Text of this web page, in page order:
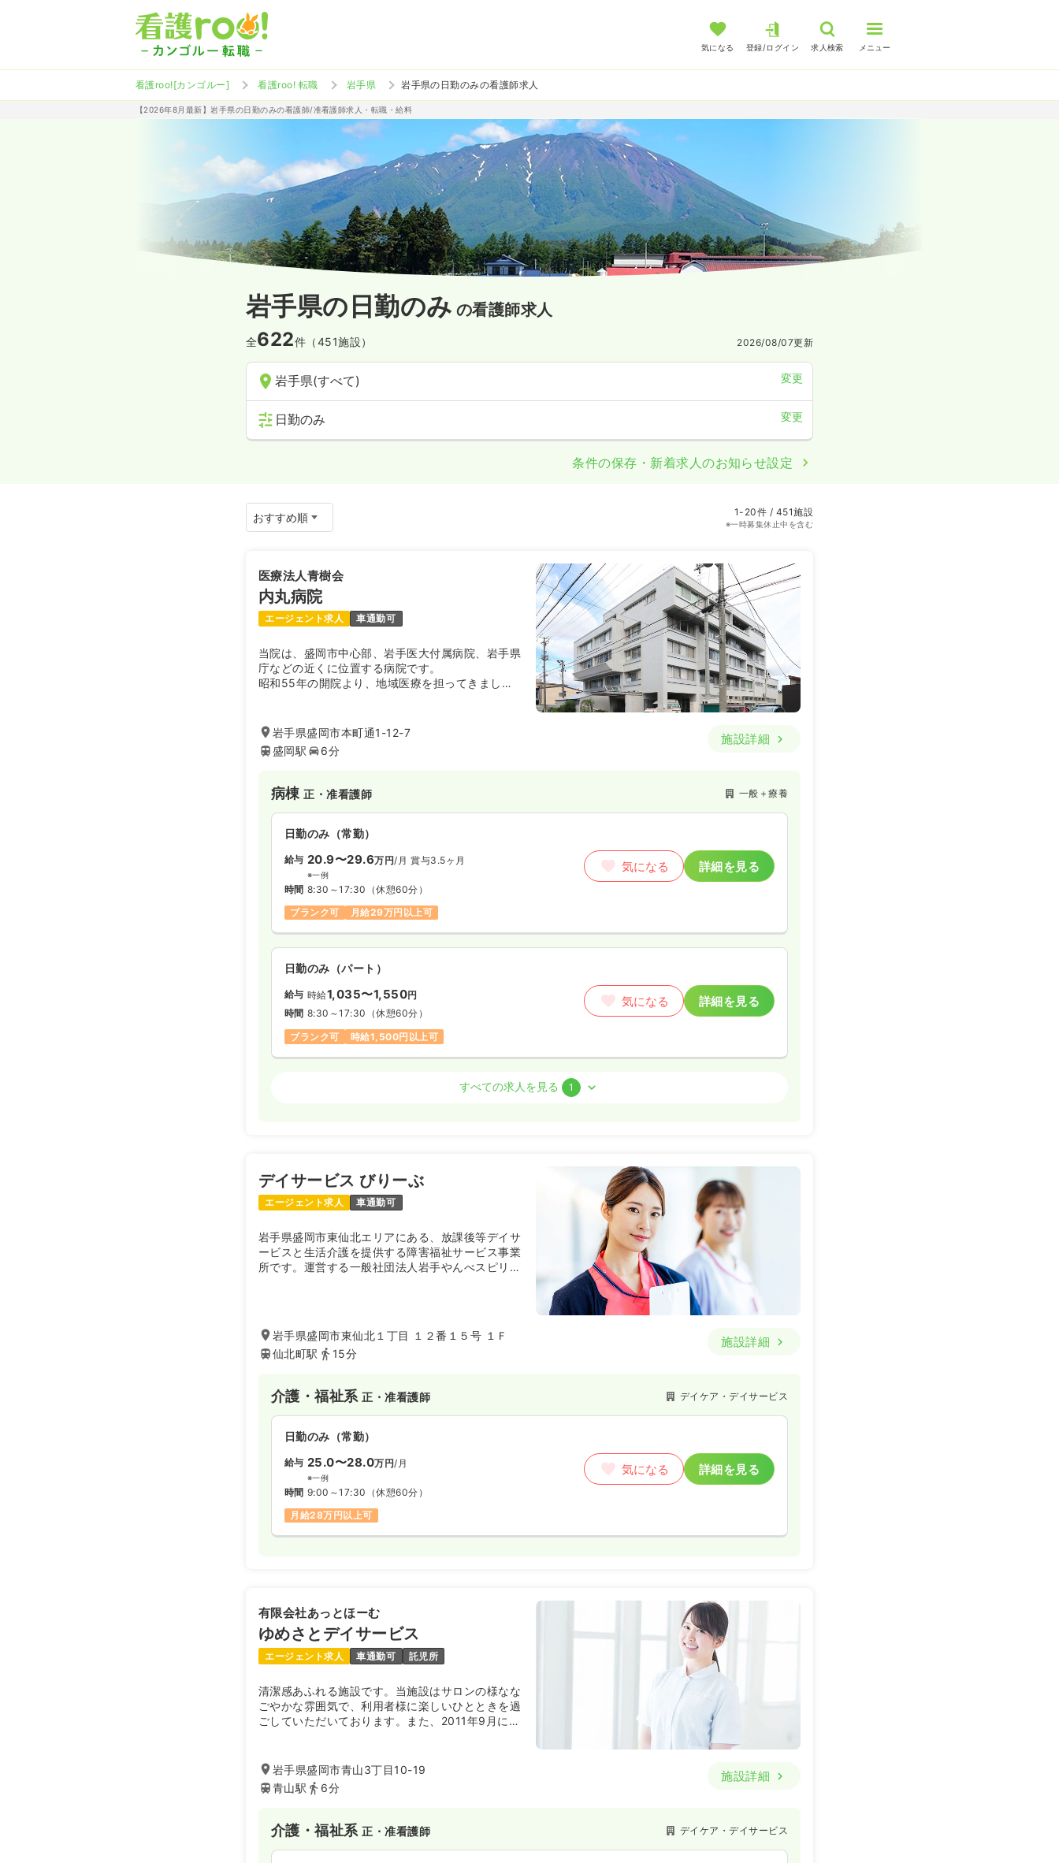
気になる 登録/ログイン 求人検索 メニュー
看護roo![カンゴルー] 看護roo! 転職 岩手県 岩手県の日勤のみの看護師求人
【2026年8月最新】岩手県の日勤のみの看護師/准看護師求人・転職・給料
岩手県の日勤のみ の看護師求人
全622件（451施設） 2026/08/07更新
岩手県(すべて) 変更
日勤のみ 変更
条件の保存・新着求人のお知らせ設定
1-20件 / 451施設
※一時募集休止中を含む
医療法人青樹会
内丸病院
エージェント求人 車通勤可
当院は、盛岡市中心部、岩手医大付属病院、岩手県
庁などの近くに位置する病院です。
昭和55年の開院より、地域医療を担ってきまし
の医療支援を行い、患者様の病状や気持ちを良く理
解して治療やケアを行う、親切で安心できる病院で
す。
岩手県盛岡市本町通1-12-7
盛岡駅
6分
施設詳細
病棟正・准看護師 一般＋療養
日勤のみ（常勤）
給与 20.9〜29.6万円/月 賞与3.5ヶ月
※一例
時間 8:30～17:30 （休憩60分）
ブランク可
月給29万円以上可
気になる 詳細を見る
日勤のみ（パート）
給与 時給1,035〜1,550円
時間 8:30～17:30 （休憩60分）
ブランク可
時給1,500円以上可
気になる 詳細を見る
ブランク可
第二新卒可 時給1,500円以上可
すべての求人を見る 1
デイサービス びりーぶ
エージェント求人 車通勤可
岩手県盛岡市東仙北エリアにある、放課後等デイサ
ービスと生活介護を提供する障害福祉サービス事業
所です。運営する一般社団法人岩手やんべスピリッ
方（6歳～18歳のお子さんから学校卒業後の方ま
で）を積極的に受け入れ、一人ひとりの「やりた
い」を実現する支援を行っています。
岩手県盛岡市東仙北１丁目 １２番１５号 １Ｆ
仙北町駅
15分
施設詳細
介護・福祉系正・准看護師 デイケア・デイサービス
日勤のみ（常勤）
給与 25.0〜28.0万円/月
※一例
時間 9:00～17:30 （休憩60分）
月給28万円以上可
気になる 詳細を見る
有限会社あっとほーむ
ゆめさとデイサービス
エージェント求人 車通勤可 託児所
清潔感あふれる施設です。当施設はサロンの様なな
ごやかな雰囲気で、利用者様に楽しいひとときを過
ごしていただいております。また、2011年9月に
岩手県盛岡市青山3丁目10-19
青山駅
6分
施設詳細
介護・福祉系正・准看護師 デイケア・デイサービス